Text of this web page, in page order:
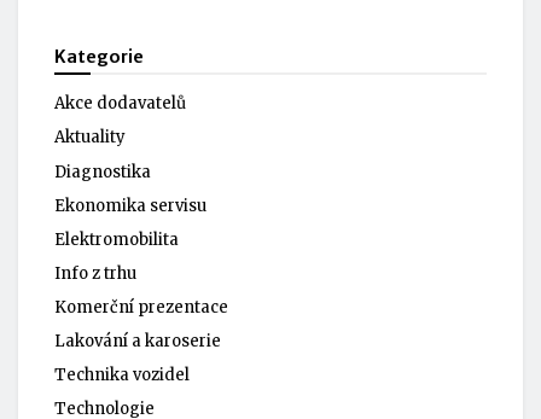
Kategorie
Akce dodavatelů
Aktuality
Diagnostika
Ekonomika servisu
Elektromobilita
Info z trhu
Komerční prezentace
Lakování a karoserie
Technika vozidel
Technologie